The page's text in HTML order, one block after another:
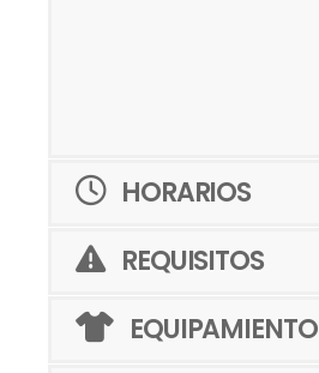
HORARIOS
REQUISITOS
EQUIPAMIENTO